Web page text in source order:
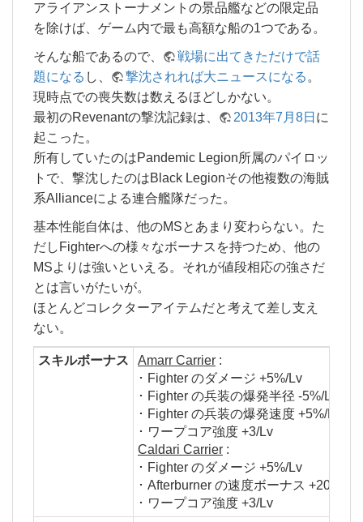
アライアンストーナメントの景品艦などの限定品
を除けば、ゲーム内で最も高額な船の1つである。
そんな船であるので、
戦場に出てきただけで話
題になる し、 撃沈されれば大ニュースになる 。
現時点での喪失数は数えるほどしかない。
最初のRevenantの撃沈記録は、
2013年7月8日 に
起こった。
所有していたのはPandemic Legion所属のパイロッ
トで、撃沈したのはBlack Legionその他複数の海賊
系Allianceによる連合艦隊だった。
基本性能自体は、他のMSとあまり変わらない。た
だしFighterへの様々なボーナスを持つため、他の
MSよりは強いといえる。それが値段相応の強さだ
とは言いがたいが。
ほとんどコレクターアイテムだと考えて差し支え
ない。
スキルボーナス Amarr Carrier :
･ Fighter のダメージ +5%/Lv
･ Fighter の兵装の爆発半径 -5%/Lv
･ Fighter の兵装の爆発速度 +5%/Lv
･ ワープコア強度 +3/Lv
Caldari Carrier :
･ Fighter のダメージ +5%/Lv
･ Afterburner の速度ボーナス +20%/Lv
･ ワープコア強度 +3/Lv